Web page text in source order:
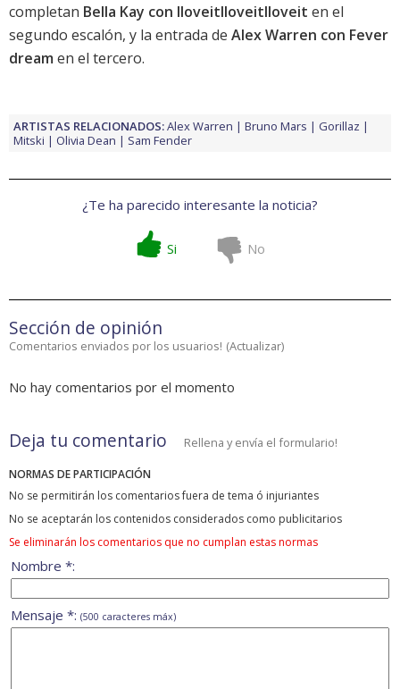
completan Bella Kay con IloveitIloveitIloveit en el
segundo escalón, y la entrada de Alex Warren con Fever
dream en el tercero.
ARTISTAS RELACIONADOS:Alex Warren Bruno Mars
Gorillaz
Mitski
Olivia Dean Sam Fender
¿Te ha parecido interesante la noticia?
Si No
Sección de opinión
Comentarios enviados por los usuarios! (Actualizar)
No hay comentarios por el momento
Deja tu comentario Rellena y envía el formulario!
NORMAS DE PARTICIPACIÓN
No se permitirán los comentarios fuera de tema ó injuriantes
No se aceptarán los contenidos considerados como publicitarios
Se eliminarán los comentarios que no cumplan estas normas
Nombre *:
Mensaje *: (500 caracteres máx)